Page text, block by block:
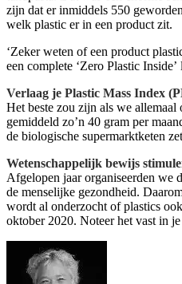
zijn dat er inmiddels 550
welk plastic er in een product zit.
‘Zeker weten of een product
een complete ‘Zero Plastic
Verlaag je Plastic Mass Index
Het beste zou zijn als we
gemiddeld zo’n 40 gram per
de biologische supermarktketen
Wetenschappelijk bewijs
Afgelopen jaar organiseerden we
de menselijke gezondheid.
wordt al onderzocht of plastics
oktober 2020. Noteer het vast in je